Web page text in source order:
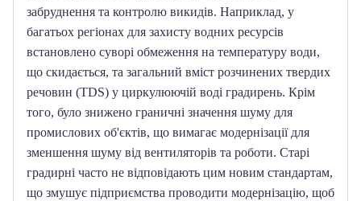
забруднення та контролю викидів. Наприклад, у
багатьох регіонах для захисту водних ресурсів
встановлено суворі обмеження на температуру води,
що скидається, та загальний вміст розчинених твердих
речовин (TDS) у циркулюючій воді градирень. Крім
того, було знижено граничні значення шуму для
промислових об'єктів, що вимагає модернізації для
зменшення шуму від вентиляторів та роботи. Старі
градирні часто не відповідають цим новим стандартам,
що змушує підприємства проводити модернізацію, щоб